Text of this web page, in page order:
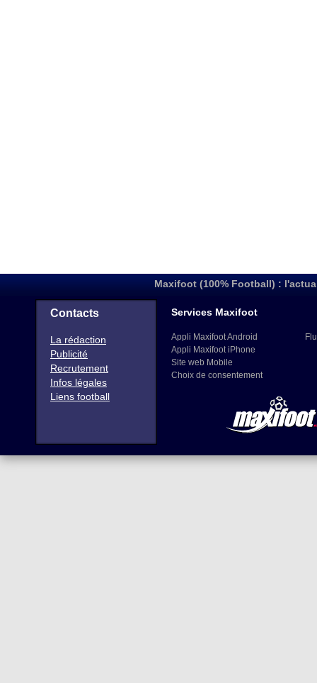
Maxifoot (100% Football) :
Contacts
La rédaction
Publicité
Recrutement
Infos légales
Liens football
Services Maxifoot
Appli Maxifoot Android
Appli Maxifoot iPhone
Site web Mobile
Choix de consentement